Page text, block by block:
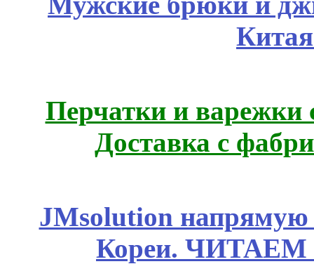
Перчатки и варежки
Доставка с
JMsolution
Кореи.